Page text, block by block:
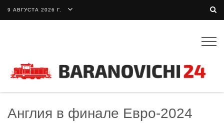
9 АВГУСТА 2026 Г.
Англия в финале Евро-2024